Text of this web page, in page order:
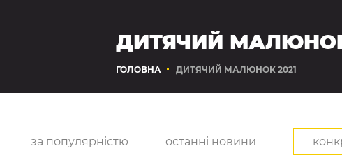
ДИТЯЧИЙ МАЛЮНОК
ГОЛОВНА ДИТЯЧИЙ МАЛЮНОК 2021
за популярністю останні новини